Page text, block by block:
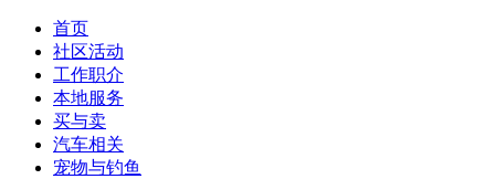
首页
社区活动
工作职介
本地服务
买与卖
汽车相关
宠物与钓鱼